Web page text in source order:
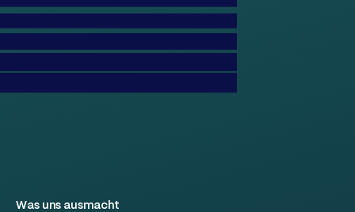
Was uns ausmacht